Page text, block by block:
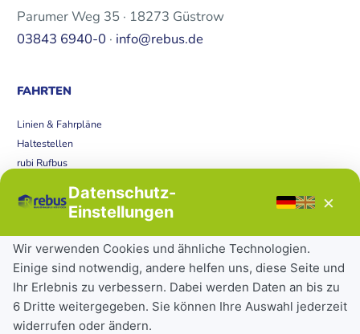
Parumer Weg 35 · 18273 Güstrow
03843 6940-0 · info@rebus.de
FAHRTEN
Linien & Fahrpläne
Haltestellen
rubi Rufbus
Störungen
Tickets & Tarife
Deutschlandticket
Schülerkarte
Einzeltickets
Abonnements
Datenschutz-
Einstellungen
×
Wir verwenden Cookies und ähnliche Technologien.
Einige sind notwendig, andere helfen uns, diese Seite und
Ihr Erlebnis zu verbessern. Dabei werden Daten an bis zu
6 Dritte weitergegeben. Sie können Ihre Auswahl jederzeit
widerrufen oder ändern.